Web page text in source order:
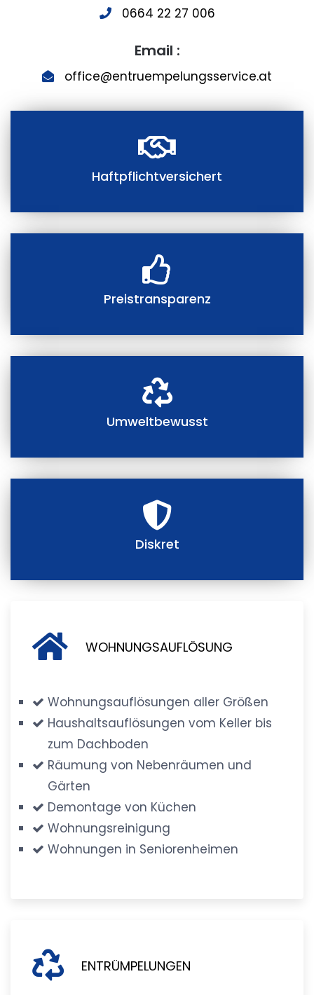
0664 22 27 006
Email :
office@entruempelungsservice.at
Haftpflichtversichert
Preistransparenz
Umweltbewusst
Diskret
WOHNUNGSAUFLÖSUNG
Wohnungsauflösungen aller Größen
Haushaltsauflösungen vom Keller bis
zum Dachboden
Räumung von Nebenräumen und
Gärten
Demontage von Küchen
Wohnungsreinigung
Wohnungen in Seniorenheimen
ENTRÜMPELUNGEN